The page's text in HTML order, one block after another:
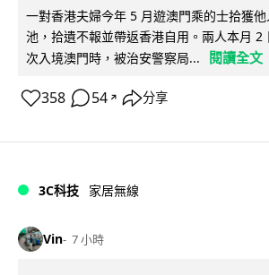
一對香港夫婦今年 5 月遊澳門乘的士拾獲
池，拾遺不報並帶返香港自用。兩人本月 2
次入境澳門時，被治安警察局...
閱讀全文
358 54 ↗ 分享
3C科技 家居無線
Vin 7 小時